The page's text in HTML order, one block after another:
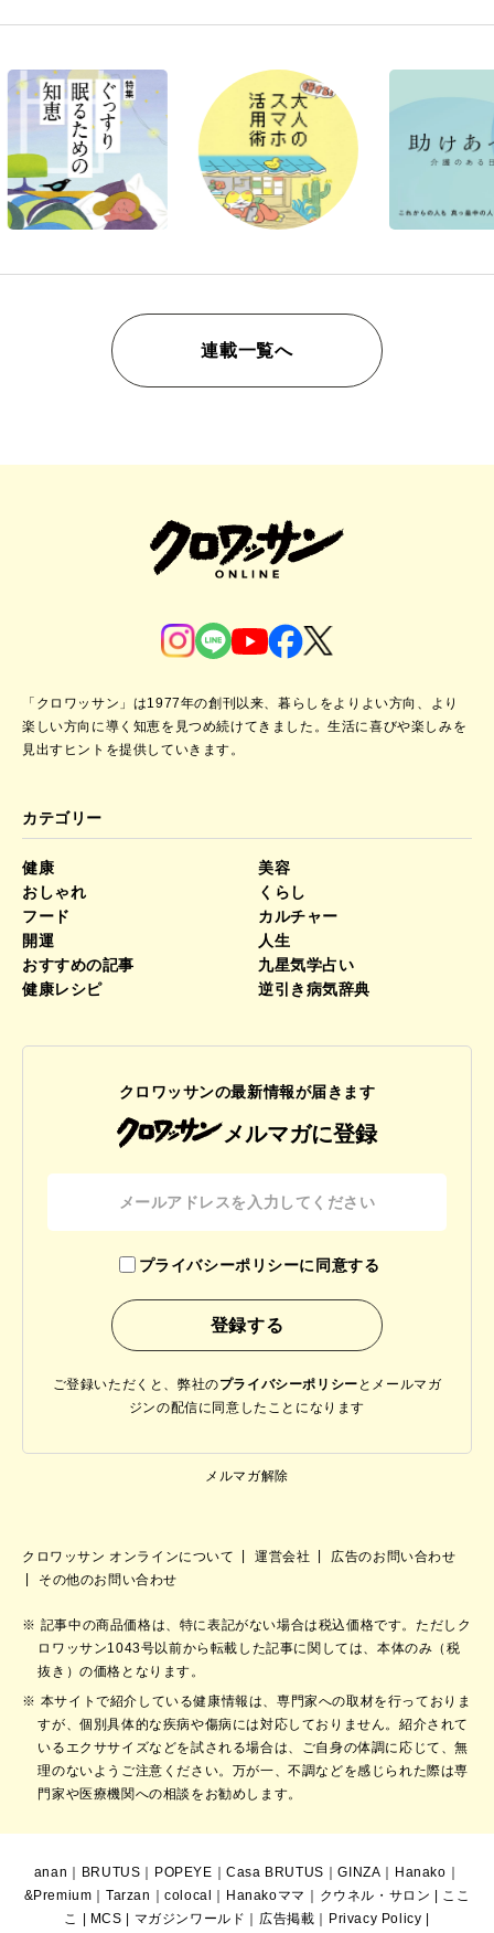
連載一覧へ
「クロワッサン」は1977年の創刊以来、暮らしをよりよい方向、より
楽しい方向に導く知恵を見つめ続けてきました。生活に喜びや楽しみを
見出すヒントを提供していきます。
カテゴリー
健康
美容
おしゃれ
くらし
フード
カルチャー
開運
人生
おすすめの記事
九星気学占い
健康レシピ
逆引き病気辞典
クロワッサンの最新情報が届きます
メルマガに登録
プライバシーポリシーに同意する
ご登録いただくと、弊社のプライバシーポリシー と メールマガ
ジンの配信に同意したことになります
メルマガ解除
クロワッサン オンラインについて 運営会社
広告のお問い合わせ
その他のお問い合わせ
記事中の商品価格は、特に表記がない場合は税込価格です。ただしク
ロワッサン1043号以前から転載した記事に関しては、本体のみ（税
抜き）の価格となります。
本サイトで紹介している健康情報は、専門家への取材を行っておりま
すが、個別具体的な疾病や傷病には対応しておりません。紹介されて
いるエクササイズなどを試される場合は、ご自身の体調に応じて、無
理のないようご注意ください。万が一、不調などを感じられた際は専
門家や医療機関への相談をお勧めします。
anan BRUTUS POPEYE ｜Casa BRUTUS ｜GINZA Hanako
&Premium ｜Tarzan ｜colocal Hanakoママ クウネル・サロン
ここ
こ
MCS マガジンワールド 広告掲載 Privacy Policy